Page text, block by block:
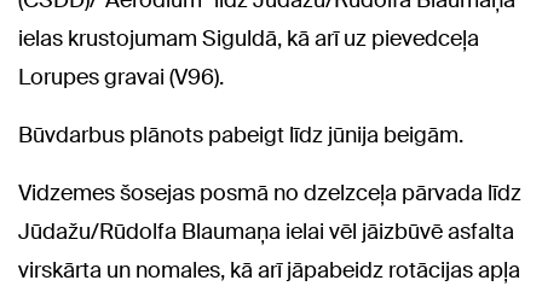
ielas krustojumam Siguldā, kā arī uz pievedceļa
Lorupes gravai (V96).
Būvdarbus plānots pabeigt līdz jūnija beigām.
Vidzemes šosejas posmā no dzelzceļa pārvada līdz
Jūdažu/Rūdolfa Blaumaņa ielai vēl jāizbūvē asfalta
virskārta un nomales, kā arī jāpabeidz rotācijas apļa